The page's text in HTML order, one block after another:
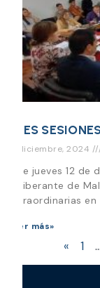
TRES
12 diciembre, 2024
Este jueves 12
Deliberante de
Extraordinarias
Leer más»
« 1 …